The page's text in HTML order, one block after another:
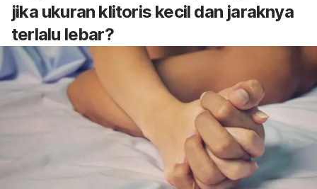
jika ukuran klitoris kecil dan jaraknya
terlalu lebar?